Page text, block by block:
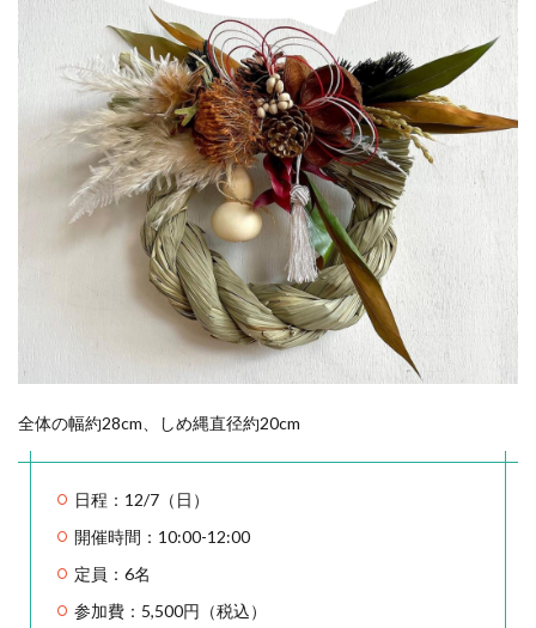
全体の幅約28cm、しめ縄直径約20cm
日程：12/7（日）
開催時間：10:00-12:00
定員：6名
参加費：5,500円（税込）